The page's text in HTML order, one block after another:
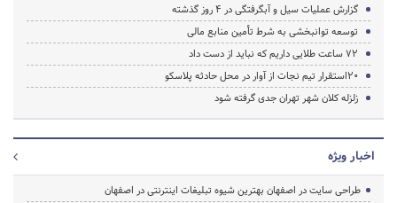
گزارش عملیات سیل و آبگرفتگی در 4 روز گذشته
توسعه توانبخشی به شرط تأمین منابع مالی
72 ساعت طلایی داریم که نباید از دست داد
20استقرار تیم نجات از آوار در محل حادثه پلاسکو
زلزله کلان شهر تهران جدی گرفته شود
اخبار ویژه
طراحی سایت در اصفهان بهترین شیوه تبلیغات اینترنتی در اصفهان